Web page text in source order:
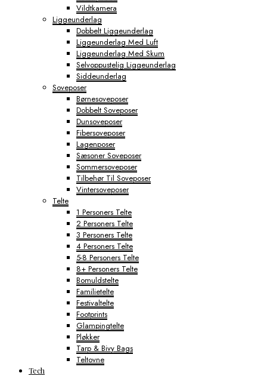
Vildtkamera
Liggeunderlag
Dobbelt Liggeunderlag
Liggeunderlag Med Luft
Liggeunderlag Med Skum
Selvoppustelig Liggeunderlag
Siddeunderlag
Soveposer
Børnesoveposer
Dobbelt Soveposer
Dunsoveposer
Fibersoveposer
Lagenposer
Sæsoner Soveposer
Sommersoveposer
Tilbehør Til Soveposer
Vintersoveposer
Telte
1 Personers Telte
2 Personers Telte
3 Personers Telte
4 Personers Telte
5-8 Personers Telte
8+ Personers Telte
Bomuldstelte
Familietelte
Festivaltelte
Footprints
Glampingtelte
Pløkker
Tarp & Bivy Bags
Teltovne
Tech